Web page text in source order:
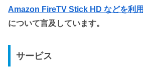
Amazon FireTV Stick HD などを利用
について言及しています。
サービス